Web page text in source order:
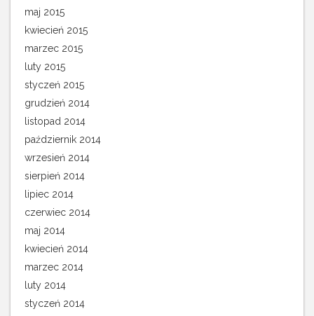
maj 2015
kwiecień 2015
marzec 2015
luty 2015
styczeń 2015
grudzień 2014
listopad 2014
październik 2014
wrzesień 2014
sierpień 2014
lipiec 2014
czerwiec 2014
maj 2014
kwiecień 2014
marzec 2014
luty 2014
styczeń 2014